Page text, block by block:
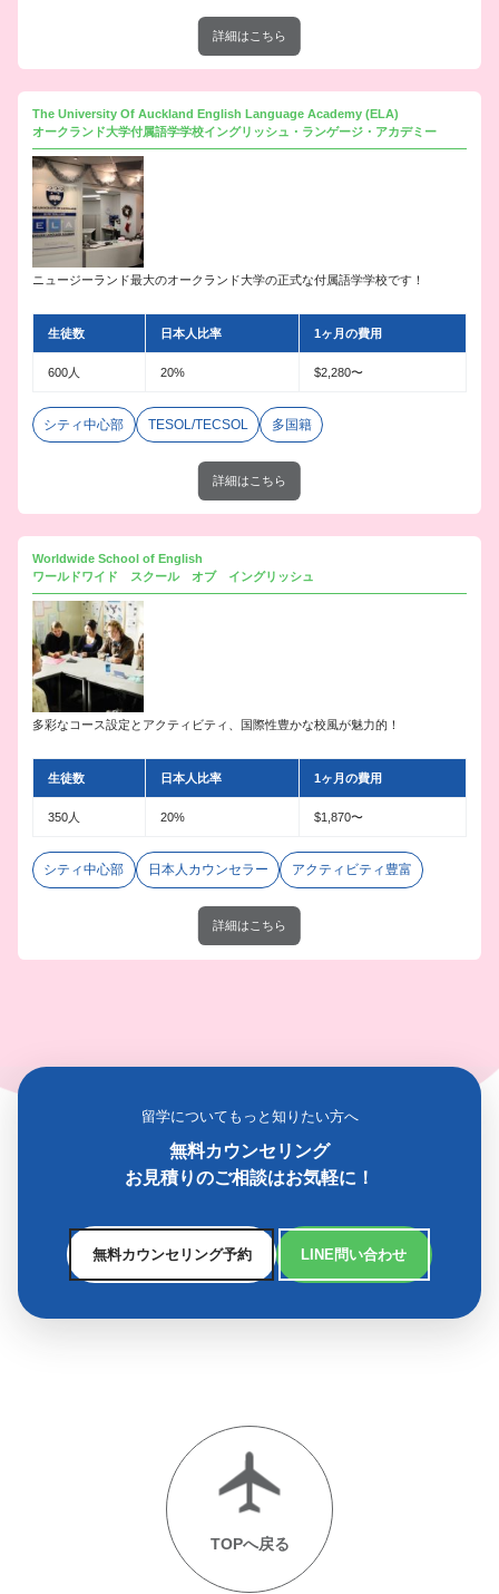
詳細はこちら
The University Of Auckland English Language Academy (ELA)
オークランド大学付属語学学校イングリッシュ・ランゲージ・アカデミー
ニュージーランド最大のオークランド大学の正式な付属語学学校です！
生徒数 日本人比率 1ヶ月の費用
600人 20% $2,280〜
シティ中心部 TESOL/TECSOL 多国籍
詳細はこちら
Worldwide School of English
ワールドワイド スクール オブ イングリッシュ
多彩なコース設定とアクティビティ、国際性豊かな校風が魅力的！
生徒数 日本人比率 1ヶ月の費用
350人 20% $1,870〜
シティ中心部 日本人カウンセラー アクティビティ豊富
詳細はこちら
留学についてもっと知りたい方へ
無料カウンセリング
お見積りのご相談はお気軽に！
無料カウンセリング予約 LINE問い合わせ
TOPへ戻る